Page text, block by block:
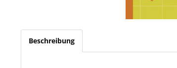
Beschreibung